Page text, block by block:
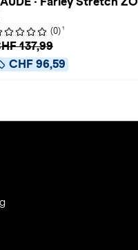
(0) 1
137,99
CHF 96,59